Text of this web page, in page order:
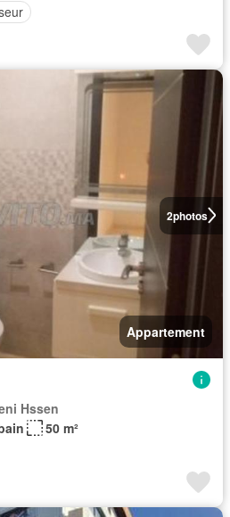
2photos
Appartement
Hssen
50 m²